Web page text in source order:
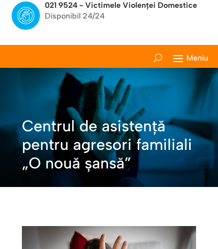
021 9524 - Victimele Violenței Domestice
Disponibil 24/24
Centrul de asistență
pentru agresori familiali
„O nouă șansă”